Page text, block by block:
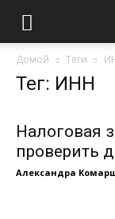
Домой Теги
Тег: ИНН
Налоговая
проверить
Александра